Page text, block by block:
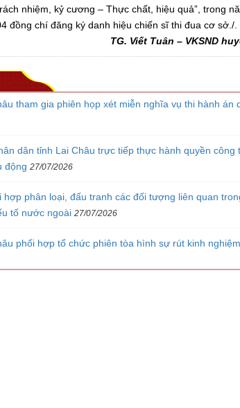
nhiệm, kỷ cương – Thực chất, hiệu quả”, trong
đồng chí đăng ký danh hiệu chiến sĩ thi đua cơ sở./.
– VKSND huyện
tham gia phiên họp xét miễn nghĩa vụ thi hành
dân tỉnh Lai Châu trực tiếp thực hành quyền
động 27/07/2026
hợp phân loại, đấu tranh các đối tượng liên quan
tố nước ngoài 27/07/2026
phối hợp tổ chức phiên tòa hình sự rút kinh